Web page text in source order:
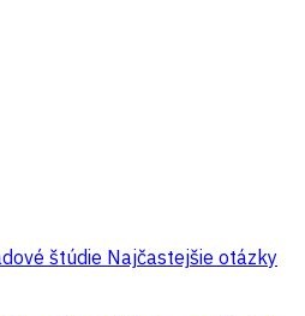
štúdie Najčastejšie otázky